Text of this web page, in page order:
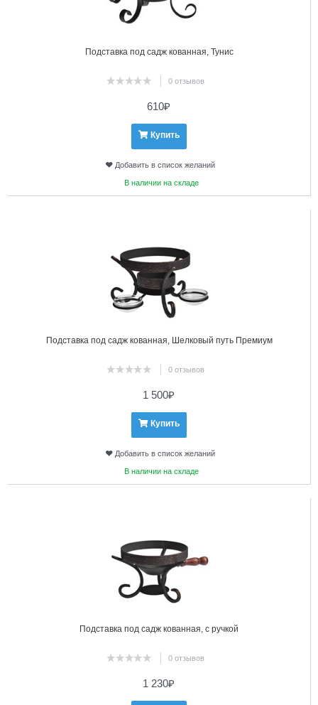
Подставка под садж кованная, Тунис
0 отзывов
610₽
Купить
Добавить в список желаний
В наличии на складе
Подставка под садж кованная, Шелковый путь Премиум
0 отзывов
1 500₽
Купить
Добавить в список желаний
В наличии на складе
Подставка под садж кованная, с ручкой
0 отзывов
1 230₽